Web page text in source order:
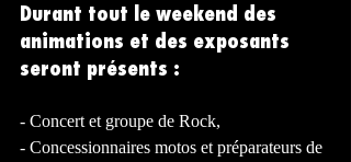
Durant tout le weekend des
animations et des exposants
seront présents :
- Concert et groupe de Rock,
- Concessionnaires motos et préparateurs de